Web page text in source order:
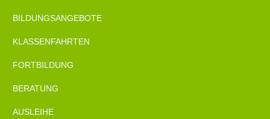
BILDUNGSANGEBOTE
KLASSENFAHRTEN
FORTBILDUNG
BERATUNG
AUSLEIHE